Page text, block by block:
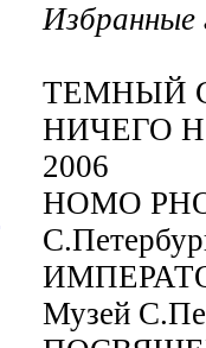
Избранные
ТЕМНЫЙ
НИЧЕГО
2006
HOMO
Музей